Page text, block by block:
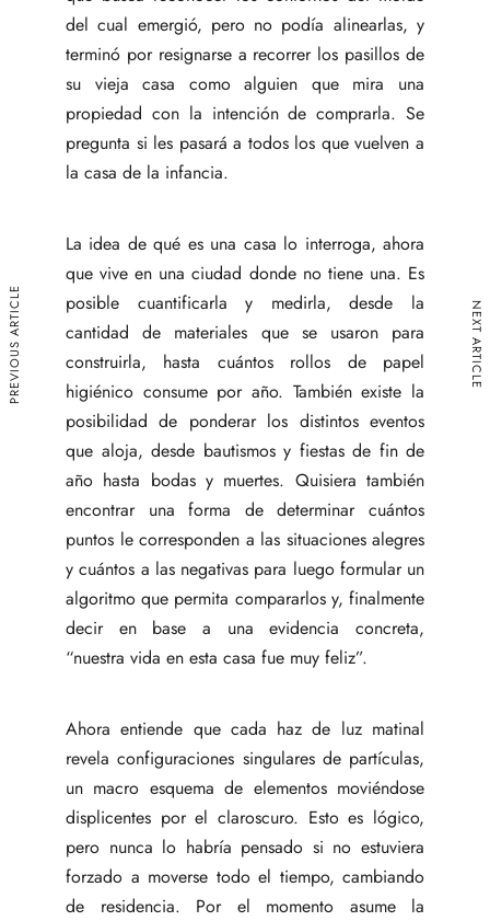
del cual emergió, pero no podía alinearlas, y
terminó por resignarse a recorrer los pasillos de
su vieja casa como alguien que mira una
propiedad con la intención de comprarla. Se
pregunta si les pasará a todos los que vuelven a
la casa de la infancia.
La idea de qué es una casa lo interroga, ahora
que vive en una ciudad donde no tiene una. Es
posible cuantificarla y medirla, desde la
cantidad de materiales que se usaron para
construirla, hasta cuántos rollos de papel
higiénico consume por año. También existe la
posibilidad de ponderar los distintos eventos
que aloja, desde bautismos y fiestas de fin de
año hasta bodas y muertes. Quisiera también
encontrar una forma de determinar cuántos
puntos le corresponden a las situaciones alegres
y cuántos a las negativas para luego formular un
algoritmo que permita compararlos y, finalmente
decir en base a una evidencia concreta,
“nuestra vida en esta casa fue muy feliz”.
Ahora entiende que cada haz de luz matinal
revela configuraciones singulares de partículas,
un macro esquema de elementos moviéndose
displicentes por el claroscuro. Esto es lógico,
pero nunca lo habría pensado si no estuviera
forzado a moverse todo el tiempo, cambiando
de residencia. Por el momento asume la
PREVIOUS ARTICLE NEXT ARTICLE